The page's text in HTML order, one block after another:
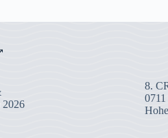
2026
8.